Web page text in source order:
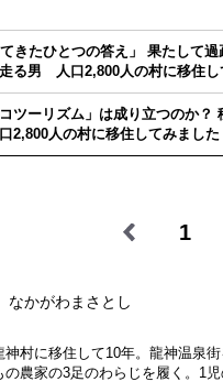
てきたひとつの答え」 果たして
る男 人口2,800人の村に移住し
ツーリズム」は成り立つのか
2,800人の村に移住してみました
1
なかがわまさとし
神村に移住して10年。龍神温泉
の農家の3足のわらじを履く。1児